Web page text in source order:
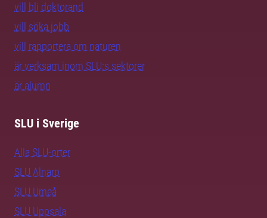
vill bli doktorand
vill söka jobb
vill rapportera om naturen
är verksam inom SLU:s sektorer
är alumn
SLU i Sverige
Alla SLU-orter
SLU Alnarp
SLU Umeå
SLU Uppsala